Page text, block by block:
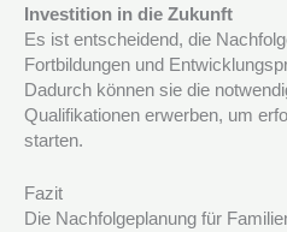
Investition in die Zukunft
Es ist entscheidend, die
Fortbildungen und
Dadurch können sie die
Qualifikationen erwerben, um
starten.
Fazit
Die Nachfolgeplanung für